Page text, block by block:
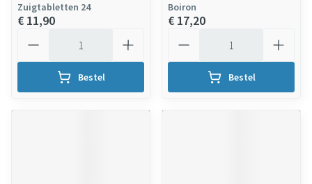
Zuigtabletten 24
€ 11,90
Bestel
Boiron
€ 17,20
Bestel